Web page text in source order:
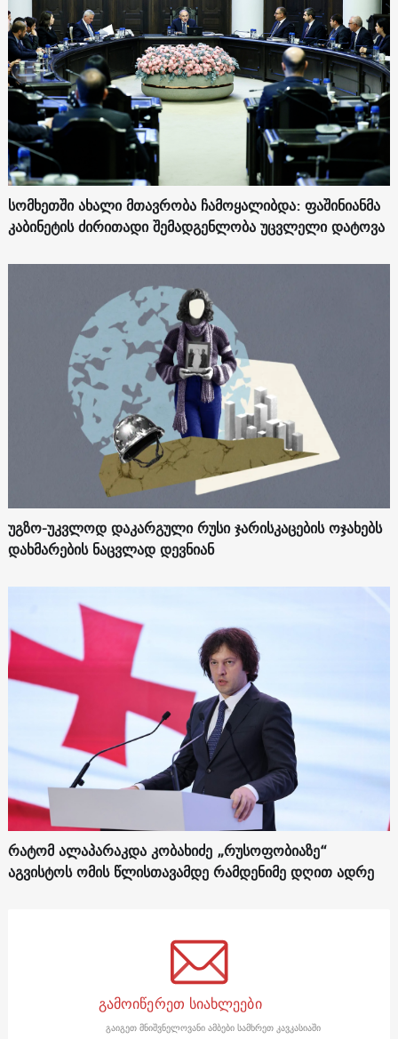
სომხეთში ახალი მთავრობა ჩამოყალიბდა: ფაშინიანმა
კაბინეტის ძირითადი შემადგენლობა უცვლელი დატოვა
უგზო-უკვლოდ დაკარგული რუსი ჯარისკაცების ოჯახებს
დახმარების ნაცვლად დევნიან
რატომ ალაპარაკდა კობახიძე „რუსოფობიაზე“
აგვისტოს ომის წლისთავამდე რამდენიმე დღით ადრე
გამოიწერეთ სიახლეები
გაიგეთ მნიშვნელოვანი ამბები სამხრეთ კავკასიაში